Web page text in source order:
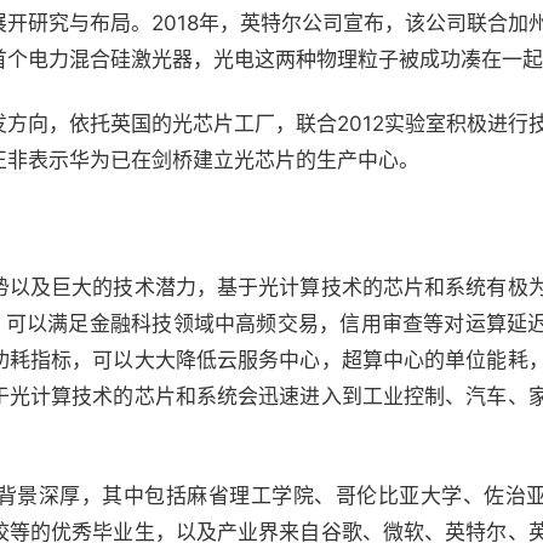
研究与布局。2018年，英特尔公司宣布，该公司联合加
电力混合硅激光器，光电这两种物理粒子被成功凑在一
向，依托英国的光芯片工厂，联合2012实验室积极进行
非表示华为已在剑桥建立光芯片的生产中心。
及巨大的技术潜力，基于光计算技术的芯片和系统有极
以满足金融科技领域中高频交易，信用审查等对运算延
指标，可以大大降低云服务中心，超算中心的单位能耗
计算技术的芯片和系统会迅速进入到工业控制、汽车、
景深厚，其中包括麻省理工学院、哥伦比亚大学、佐治
的优秀毕业生，以及产业界来自谷歌、微软、英特尔、